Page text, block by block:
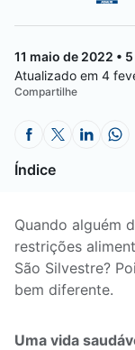
11 maio de 2022 •
Atualizado em 4
Compartilhe
Índice
Quando alguém
restrições
São Silvestre?
bem diferente.
Uma vida